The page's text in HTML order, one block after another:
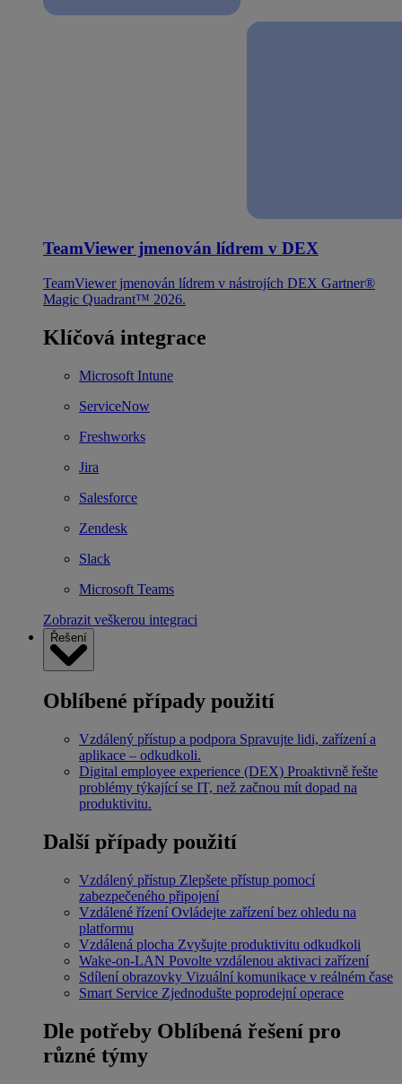
TeamViewer jmenován lídrem v DEX
TeamViewer jmenován lídrem v nástrojích DEX Gartner®
Magic Quadrant™ 2026.
Klíčová integrace
Microsoft Intune
ServiceNow
Freshworks
Jira
Salesforce
Zendesk
Slack
Microsoft Teams
Zobrazit veškerou integraci
Řešení
Oblíbené případy použití
Vzdálený přístup a podpora Spravujte lidi, zařízení a
aplikace – odkudkoli.
Digital employee experience (DEX) Proaktivně řešte
problémy týkající se IT, než začnou mít dopad na
produktivitu.
Další případy použití
Vzdálený přístup Zlepšete přístup pomocí
zabezpečeného připojení
Vzdálené řízení Ovládejte zařízení bez ohledu na
platformu
Vzdálená plocha Zvyšujte produktivitu odkudkoli
Wake-on-LAN Povolte vzdálenou aktivaci zařízení
Sdílení obrazovky Vizuální komunikace v reálném čase
Smart Service Zjednodušte poprodejní operace
Dle potřeby Oblíbená řešení pro
různé týmy